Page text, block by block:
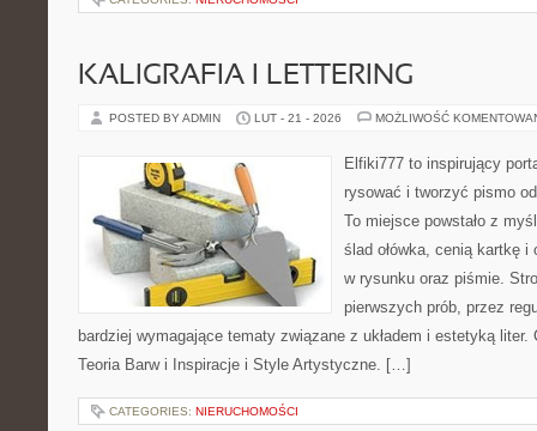
KALIGRAFIA I LETTERING
POSTED BY ADMIN LUT - 21 - 2026 MOŻLIWOŚĆ
Elfiki777 to inspirujący
rysować i tworzyć pismo
To miejsce powstało z
ślad ołówka, cenią kartkę i
w rysunku oraz piśmie.
pierwszych prób, przez
bardziej wymagające tematy związane z układem i estetyką
Teoria Barw i Inspiracje i Style Artystyczne. […]
CATEGORIES: NIERUCHOMOŚCI